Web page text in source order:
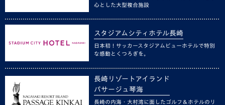
心とした大型複合施設
スタジアムシティホテル長崎
日本初！サッカースタジアムビューホテルで特別
な感動とくつろぎを。
長崎リゾートアイランド
パサージュ琴海
長崎の内海・大村湾に面したゴルフ＆ホテルのリ